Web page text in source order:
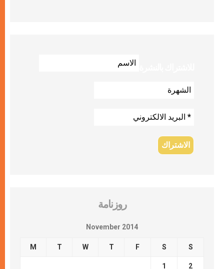
روزنامة
November 2014
M T W T F S S
1 2